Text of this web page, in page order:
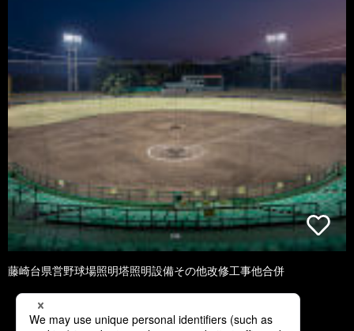
藤崎台県営野球場照明塔照明設備その他改修工事他合併